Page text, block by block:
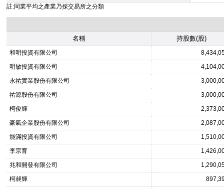
註:同業平均之產業乃採交易所之分類
名稱 持股數(股)
和明投資有限公司
明敏投資有限公司
永祐實業股份有限公司
祐源股份有限公司
柯俊輝
豪氣企業股份有限公司
能滿投資有限公司
李宗育
兆和開發有限公司
柯昶輝